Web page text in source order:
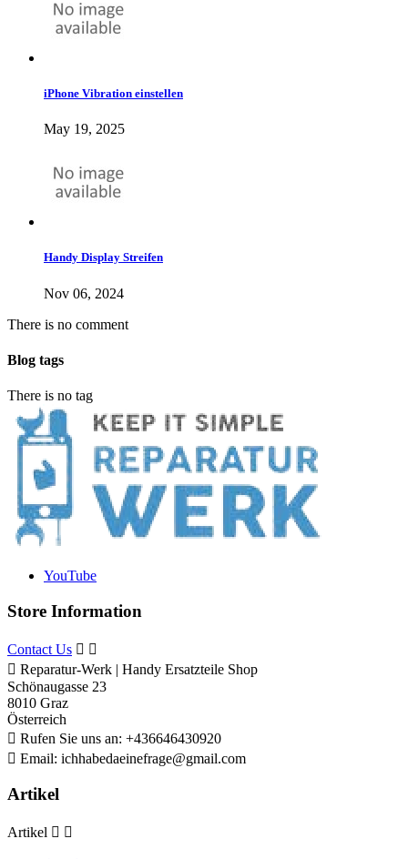
iPhone Vibration einstellen
May 19, 2025
Handy Display Streifen
Nov 06, 2024
There is no comment
Blog tags
There is no tag
YouTube
Store Information
Contact Us  
 Reparatur-Werk | Handy Ersatzteile Shop
Schönaugasse 23
8010 Graz
Österreich
 Rufen Sie uns an: +436646430920
 Email: ichhabedaeinefrage@gmail.com
Artikel
Artikel  